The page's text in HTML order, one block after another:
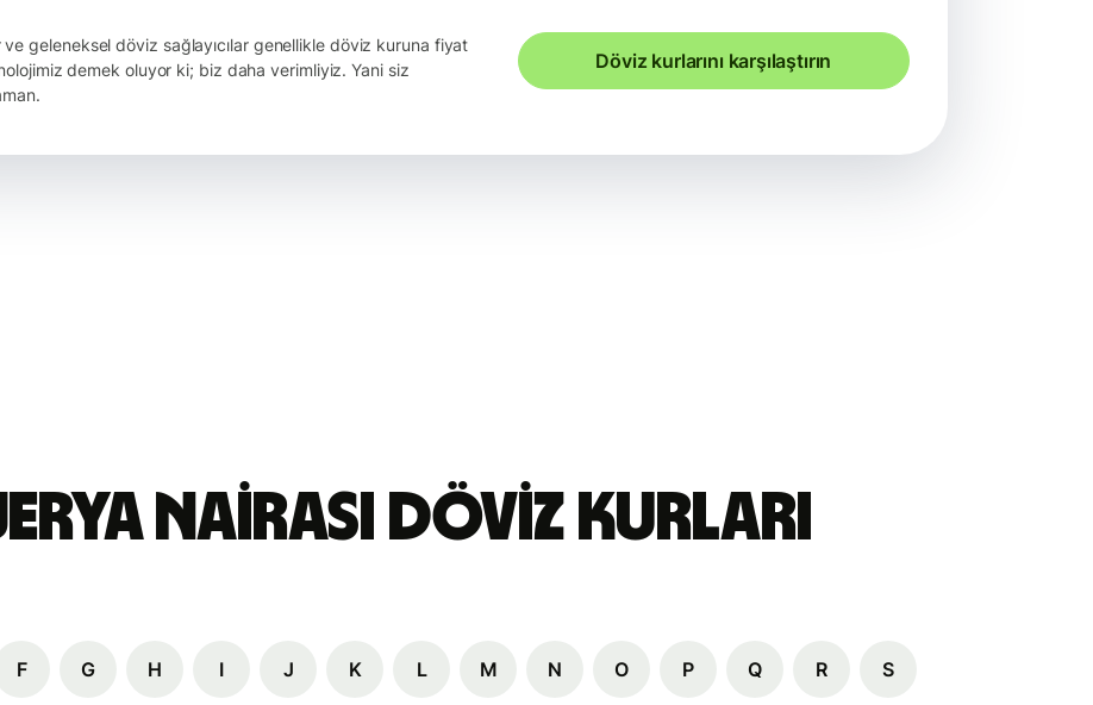
ve geleneksel döviz sağlayıcılar genellikle döviz kuruna fiyat
demek oluyor ki; biz daha verimliyiz. Yani siz
Döviz kurlarını karşılaştırın
nairası Döviz Kurları
F G H I J K L M N O P Q R S